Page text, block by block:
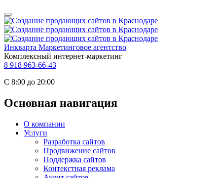
Инкварта Маркетинговое агентство
Комплексный интернет-маркетинг
8 918 963-66-43
С 8:00 до 20:00
Основная навигация
О компании
Услуги
Разработка сайтов
Продвижение сайтов
Поддержка сайтов
Контекстная реклама